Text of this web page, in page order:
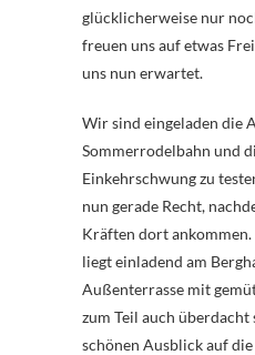
glücklicherweise nur
freuen uns auf etwas
uns nun erwartet.
Wir sind eingeladen die
Sommerrodelbahn und
Einkehrschwung zu
nun gerade Recht,
Kräften dort
liegt einladend am
Außenterrasse mit
zum Teil auch überdacht
schönen Ausblick auf